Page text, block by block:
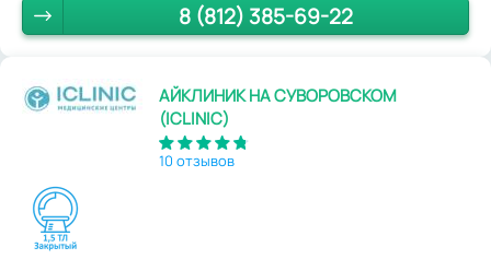
8 (812) 385-69-22
АЙКЛИНИК НА СУВОРОВСКОМ
(ICLINIC)
10 отзывов